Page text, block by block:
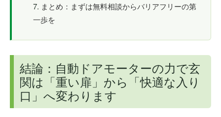
まとめ：まずは無料相談からバリアフリーの第
一歩を
結論：自動ドアモーターの力で玄
関は「重い扉」から「快適な入り
口」へ変わります